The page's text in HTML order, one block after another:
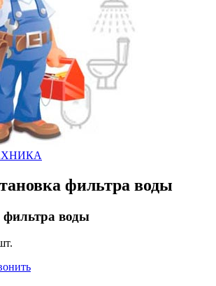
фильтра воды
фильтра воды